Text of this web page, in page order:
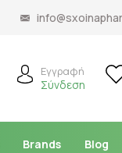
Εγγραφή
Σύνδεση
Brands Blog